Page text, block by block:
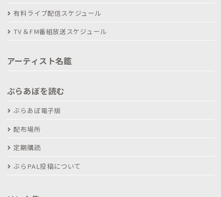
有料ライブ配信スケジュール
TV＆FM番組放送スケジュール
アーティスト名鑑
ぶらあぼを読む
ぶらあぼ電子版
配布場所
定期購読
ぶらPAL投稿について